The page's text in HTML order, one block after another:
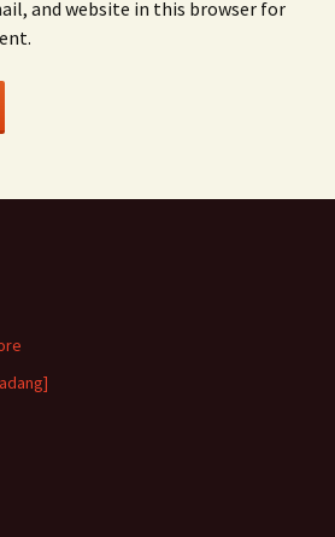
and website in this browser for